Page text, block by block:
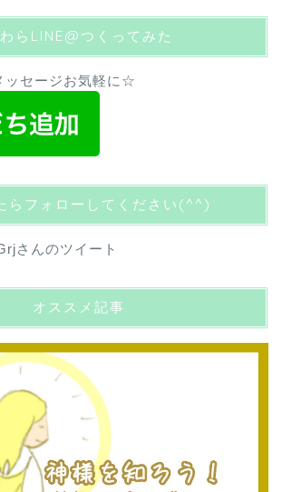
らLINE@つくってみた
ッセージお気軽に☆
らフォローしてください(^^)
さんのツイート
オススメ記事